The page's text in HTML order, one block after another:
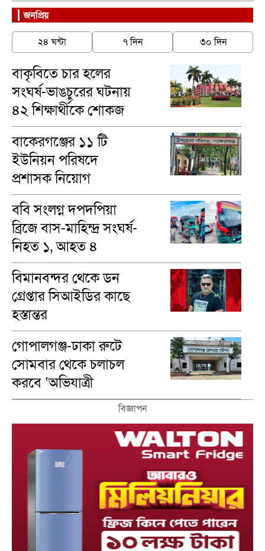
জনপ্রিয়
২৪ ঘন্টা ৭ দিন ৩০ দিন
বাকৃবিতে চার হলের
সংঘর্ষ-ভাঙচুরের ঘটনায়
৪২ শিক্ষার্থীকে শোকজ
বাকেরগঞ্জের ১১ টি
ইউনিয়ন পরিষদে
প্রশাসক নিয়োগ
ববি সংলগ্ন দপদপিয়া
ব্রিজে বাস-মাহিন্দ্র সংঘর্ষ-
নিহত ১, আহত ৪
বিমানবন্দর থেকে ডন
গ্রেপ্তার সিআইডির কাছে
হস্তান্তর
গোপালগঞ্জ-ঢাকা রুটে
সোমবার থেকে চলাচল
করবে ‘অভিযাত্রী
কমিউটার’ ট্রেন
বিজ্ঞাপন